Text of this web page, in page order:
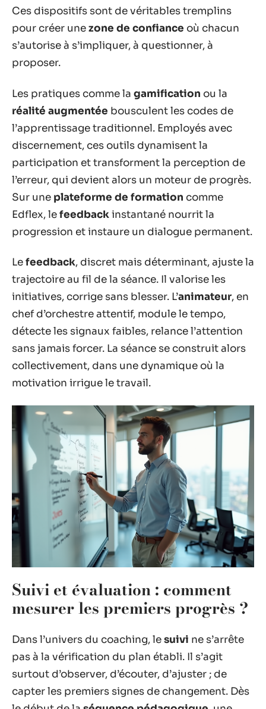
Ces dispositifs sont de véritables tremplins
pour créer unezone de confiance où chacun
s’autorise à s’impliquer, à questionner, à
proposer.
Les pratiques comme la gamification ou la
réalité augmentée bousculent les codes de
l’apprentissage traditionnel. Employés avec
discernement, ces outils dynamisent la
participation et transforment la perception de
l’erreur, qui devient alors un moteur de progrès.
Sur une plateforme de formation comme
Edflex, lefeedbackinstantané nourrit la
progression et instaure un dialogue permanent.
Lefeedback, discret mais déterminant, ajuste la
trajectoire au fil de la séance. Il valorise les
initiatives, corrige sans blesser. L’animateur, en
chef d’orchestre attentif, module le tempo,
détecte les signaux faibles, relance l’attention
sans jamais forcer. La séance se construit alors
collectivement, dans une dynamique où la
motivation irrigue le travail.
Suivi et évaluation : comment
mesurer les premiers progrès ?
Dans l’univers du coaching, lesuivi ne s’arrête
pas à la vérification du plan établi. Il s’agit
surtout d’observer, d’écouter, d’ajuster ; de
capter les premiers signes de changement. Dès